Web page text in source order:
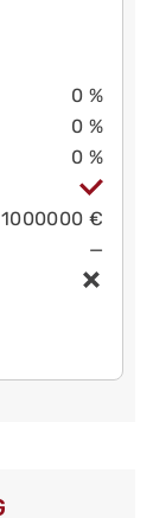
0 %
0 %
0 %
1000000 €
—